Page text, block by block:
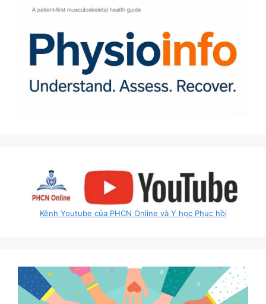
Kênh Youtube của PHCN Online và Y học Phục hồi